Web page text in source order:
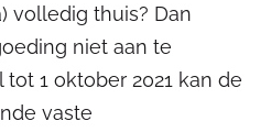
volledig thuis? Dan
niet aan te
tot 1 oktober 2021 kan de
vaste